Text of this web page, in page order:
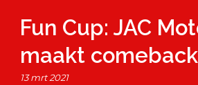
Fun Cup: JAC
maakt comeback
13 mrt 2021